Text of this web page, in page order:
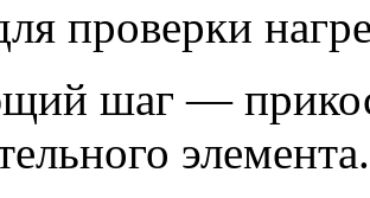
проверки
шаг —